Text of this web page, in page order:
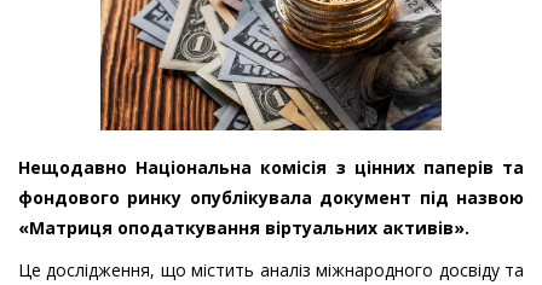
Нещодавно Національна комісія з цінних паперів та
фондового ринку опублікувала документ під назвою
«Матриця оподаткування віртуальних активів».
Це дослідження, що містить аналіз міжнародного досвіду та